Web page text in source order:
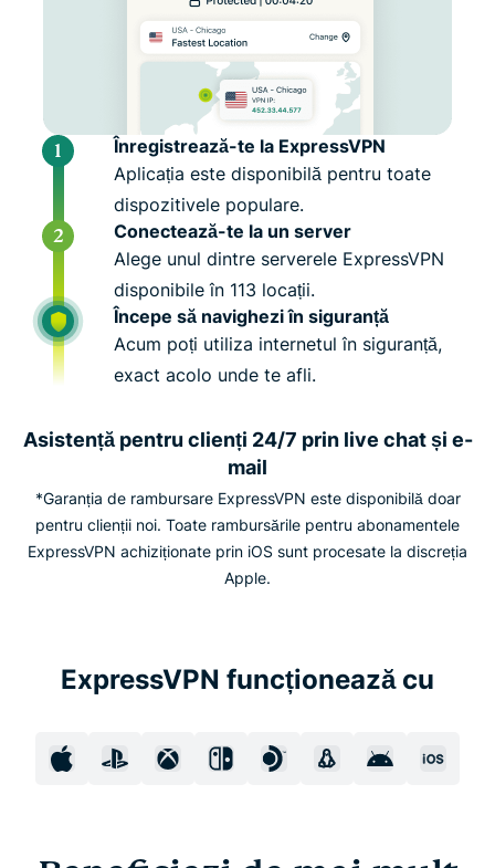
Înregistrează-te la ExpressVPN
Aplicația este disponibilă pentru toate
dispozitivele populare.
Conectează-te la un server
Alege unul dintre serverele ExpressVPN
disponibile în 113 locații.
Începe să navighezi în siguranță
Acum poți utiliza internetul în siguranță,
exact acolo unde te afli.
Asistență pentru clienți 24/7 prin live chat și e-
mail
*Garanția de rambursare ExpressVPN este disponibilă doar
pentru clienții noi. Toate rambursările pentru abonamentele
ExpressVPN achiziționate prin iOS sunt procesate la discreția
Apple.
ExpressVPN funcționează cu